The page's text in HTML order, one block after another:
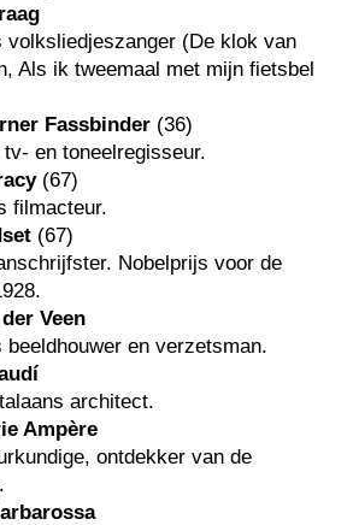
volksliedjeszanger (De klok van
Als ik tweemaal met mijn fietsbel
Fassbinder (36)
en toneelregisseur.
(67)
filmacteur.
(67)
Nobelprijs voor de
Veen
beeldhouwer en verzetsman.
architect.
Ampère
ontdekker van de